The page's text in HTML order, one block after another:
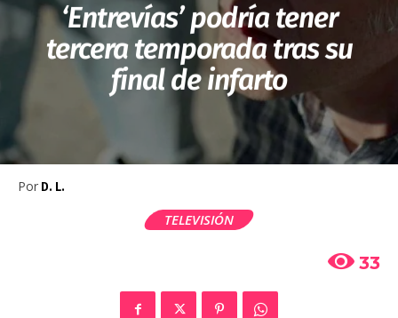
‘Entrevías’ podría tener
tercera temporada tras su
final de infarto
Por D. L.
TELEVISIÓN
33